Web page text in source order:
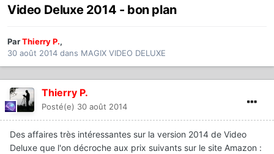
Video Deluxe 2014 - bon plan
ParThierry P.,
30 août 2014 dans MAGIX VIDEO DELUXE
Thierry P.
Posté(e) 30 août 2014
Des affaires très intéressantes sur la version 2014 de Video
Deluxe que l'on décroche aux prix suivants sur le site Amazon :